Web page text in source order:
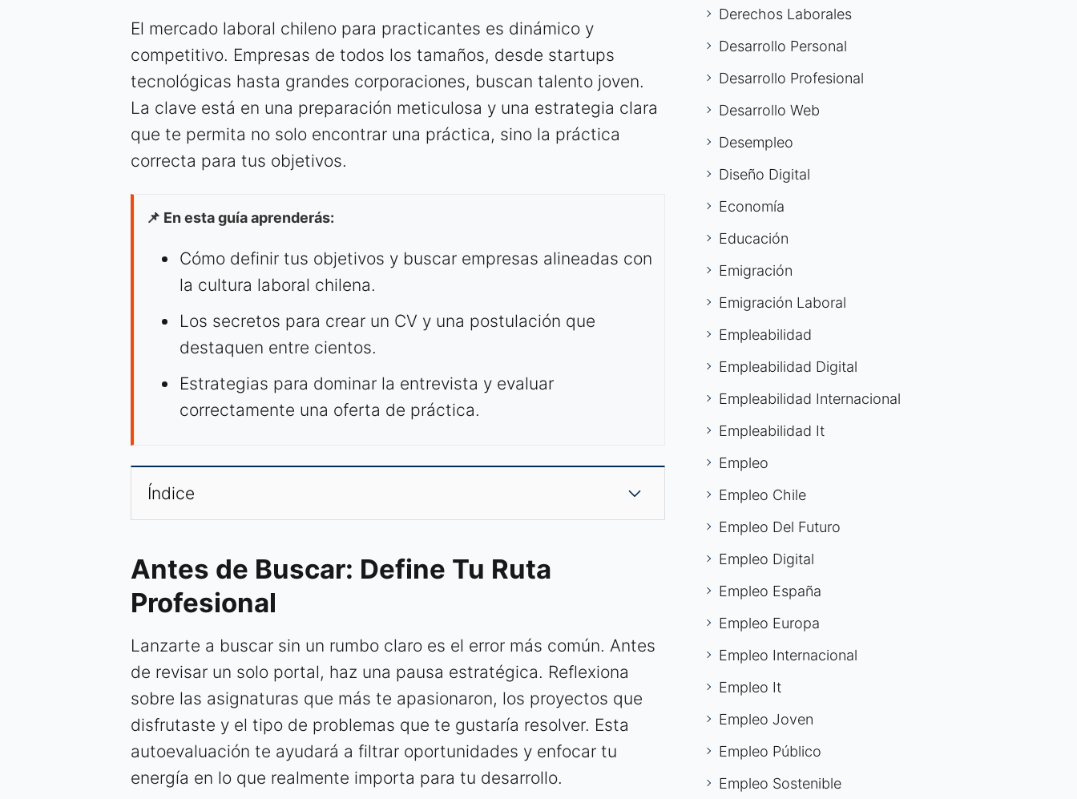
El mercado laboral chileno para practicantes es dinámico y
competitivo. Empresas de todos los tamaños, desde startups
tecnológicas hasta grandes corporaciones, buscan talento joven.
La clave está en una preparación meticulosa y una estrategia clara
que te permita no solo encontrar una práctica, sino la práctica
correcta para tus objetivos.
📌 En esta guía aprenderás:
Cómo definir tus objetivos y buscar empresas alineadas con
la cultura laboral chilena.
Los secretos para crear un CV y una postulación que
destaquen entre cientos.
Estrategias para dominar la entrevista y evaluar
correctamente una oferta de práctica.
Índice
Antes de Buscar: Define Tu Ruta
Profesional
Lanzarte a buscar sin un rumbo claro es el error más común. Antes
de revisar un solo portal, haz una pausa estratégica. Reflexiona
sobre las asignaturas que más te apasionaron, los proyectos que
disfrutaste y el tipo de problemas que te gustaría resolver. Esta
autoevaluación te ayudará a filtrar oportunidades y enfocar tu
energía en lo que realmente importa para tu desarrollo.
Derechos Laborales
Desarrollo Personal
Desarrollo Profesional
Desarrollo Web
Desempleo
Diseño Digital
Economía
Educación
Emigración
Emigración Laboral
Empleabilidad
Empleabilidad Digital
Empleabilidad Internacional
Empleabilidad It
Empleo
Empleo Chile
Empleo Del Futuro
Empleo Digital
Empleo España
Empleo Europa
Empleo Internacional
Empleo It
Empleo Joven
Empleo Público
Empleo Sostenible